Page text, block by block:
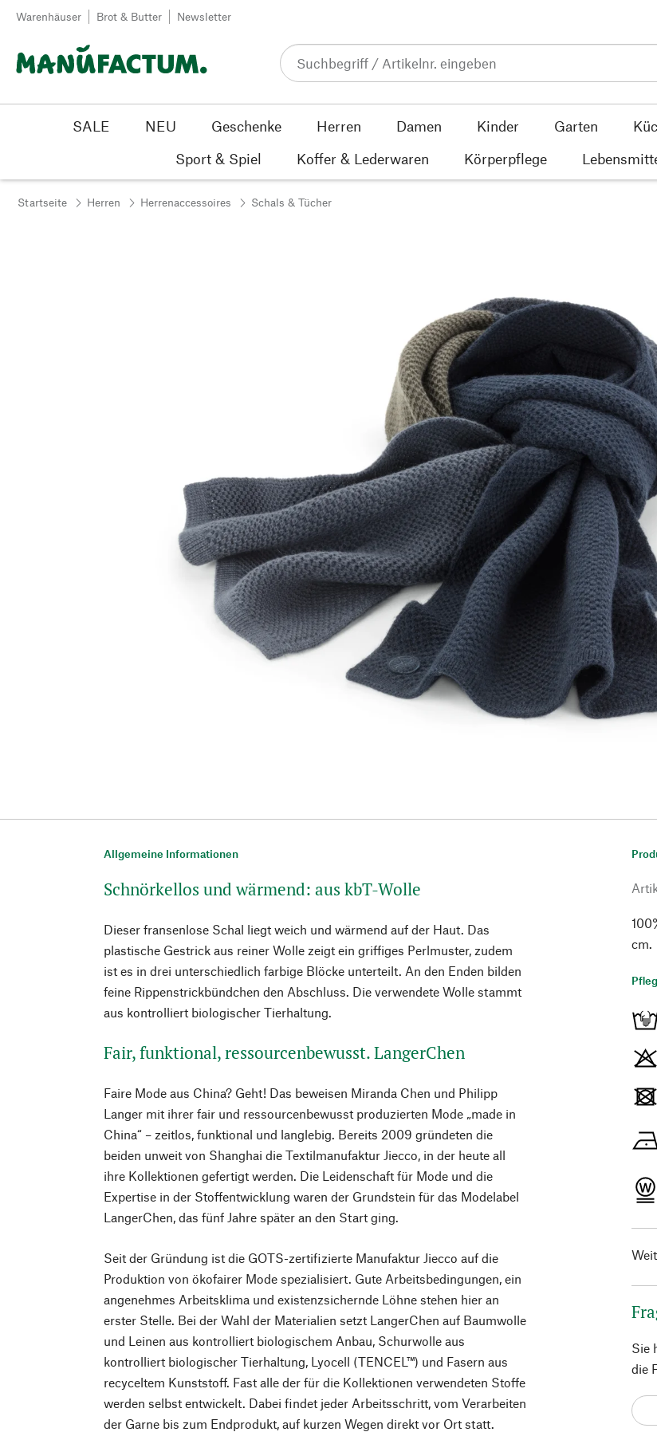
Zum Inhalt springen
Warenhäuser Brot & Butter Newsletter
SALE NEU Geschenke Herren Damen Kinder Garten
Sport & Spiel
Koffer & Lederwaren Körperpflege
Startseite Herren Herrenaccessoires Schals & Tücher
Allgemeine Informationen
Schnörkellos und wärmend: aus kbT-Wolle
Dieser fransenlose Schal liegt weich und wärmend auf der Haut. Das
plastische Gestrick aus reiner Wolle zeigt ein griffiges Perlmuster, zudem
ist es in drei unterschiedlich farbige Blöcke unterteilt. An den Enden bilden
feine Rippenstrickbündchen den Abschluss. Die verwendete Wolle stammt
aus kontrolliert biologischer Tierhaltung.
Fair, funktional, ressourcenbewusst. LangerChen
Faire Mode aus China? Geht! Das beweisen Miranda Chen und Philipp
Langer mit ihrer fair und ressourcenbewusst produzierten Mode „made in
China“ – zeitlos, funktional und langlebig. Bereits 2009 gründeten die
beiden unweit von Shanghai die Textilmanufaktur Jiecco, in der heute all
ihre Kollektionen gefertigt werden. Die Leidenschaft für Mode und die
Expertise in der Stoffentwicklung waren der Grundstein für das Modelabel
LangerChen, das fünf Jahre später an den Start ging.
Seit der Gründung ist die GOTS-zertifizierte Manufaktur Jiecco auf die
Produktion von ökofairer Mode spezialisiert. Gute Arbeitsbedingungen, ein
angenehmes Arbeitsklima und existenzsichernde Löhne stehen hier an
erster Stelle. Bei der Wahl der Materialien setzt LangerChen auf Baumwolle
und Leinen aus kontrolliert biologischem Anbau, Schurwolle aus
kontrolliert biologischer Tierhaltung, Lyocell (TENCEL™) und Fasern aus
recyceltem Kunststoff. Fast alle der für die Kollektionen verwendeten Stoffe
werden selbst entwickelt. Dabei findet jeder Arbeitsschritt, vom Verarbeiten
der Garne bis zum Endprodukt, auf kurzen Wegen direkt vor Ort statt.
cm.
Sie
die